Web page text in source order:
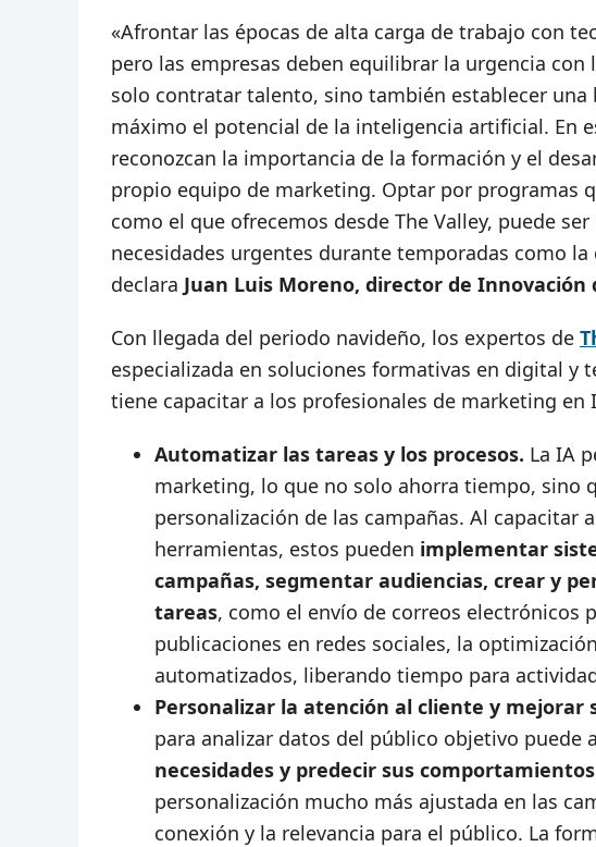
«Afrontar las épocas de alta carga de trabajo con
pero las empresas deben equilibrar la urgencia
solo contratar talento, sino también establecer
máximo el potencial de la inteligencia artificial. En
reconozcan la importancia de la formación y el
propio equipo de marketing. Optar por programas
como el que ofrecemos desde The Valley, puede
necesidades urgentes durante temporadas como
declara Juan Luis Moreno, director de Innovación
Con llegada del periodo navideño, los expertos de
especializada en soluciones formativas en digital y
tiene capacitar a los profesionales de marketing en
Automatizar las tareas y los procesos. La IA
marketing, lo que no solo ahorra tiempo, sino
personalización de las campañas. Al capacitar
herramientas, estos pueden implementar
campañas, segmentar audiencias, crear y
tareas, como el envío de correos electrónicos
publicaciones en redes sociales, la
automatizados, liberando tiempo para
Personalizar la atención al cliente y mejorar
para analizar datos del público objetivo puede
necesidades y predecir sus
personalización mucho más ajustada en las
conexión y la relevancia para el público. La